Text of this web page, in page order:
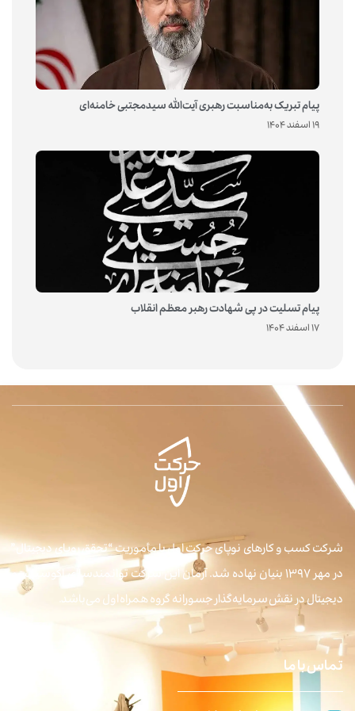
پیام تبریک به‌مناسبت رهبری آیت‌الله سیدمجتبی خامنه‌ای
19 اسفند 1404
پیام تسلیت در پی شهادت رهبر معظم انقلاب
17 اسفند 1404
شرکت کسب و کارهای نوپای حرکت اول با مأموریت “تحقق رویای دیجیتال”
در مهر ۱۳۹۷ بنیان نهاده شد. آرمان این شرکت توانمندسازی اکوسیستم
دیجیتال در نقش سرمایه‌گذار جسورانه گروه همراه اول می‌باشد.
تماس با ما